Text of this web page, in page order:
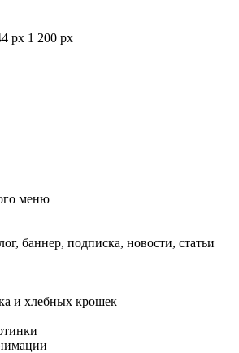
px 1 200 px
меню
баннер, подписка, новости, статьи
и хлебных крошек